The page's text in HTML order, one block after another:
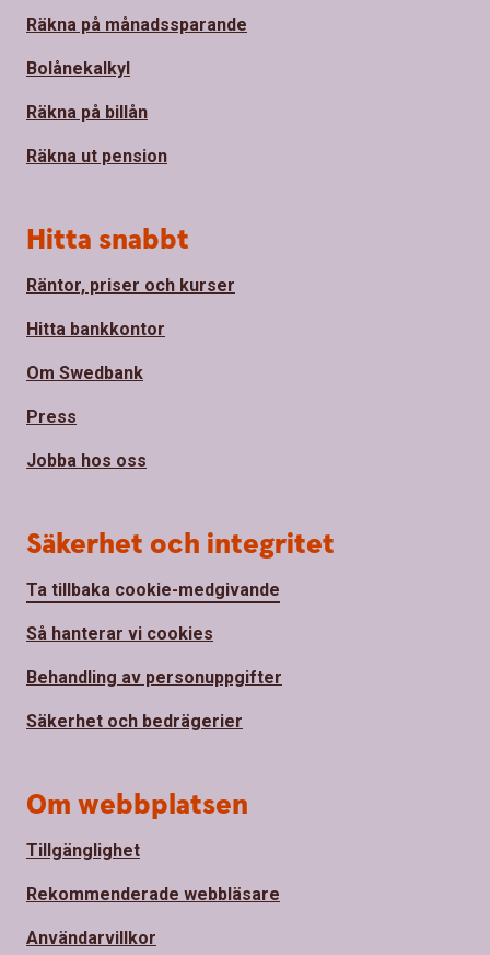
Räkna på månadssparande
Bolånekalkyl
Räkna på billån
Räkna ut pension
Hitta snabbt
Räntor, priser och kurser
Hitta bankkontor
Om Swedbank
Press
Jobba hos oss
Säkerhet och integritet
Ta tillbaka cookie-medgivande
Så hanterar vi cookies
Behandling av personuppgifter
Säkerhet och bedrägerier
Om webbplatsen
Tillgänglighet
Rekommenderade webbläsare
Användarvillkor